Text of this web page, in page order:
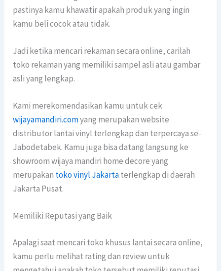
pastinya kamu khawatir apakah produk yang ingin
kamu beli cocok atau tidak.
Jadi ketika mencari rekaman secara online, carilah
toko rekaman yang memiliki sampel asli atau gambar
asli yang lengkap.
Kami merekomendasikan kamu untuk cek
wijayamandiri.comyang merupakan website
distributor lantai vinyl terlengkap dan terpercaya se-
Jabodetabek. Kamu juga bisa datang langsung ke
showroom wijaya mandiri home decore yang
merupakan toko vinyl Jakartaterlengkap di daerah
Jakarta Pusat.
Memiliki Reputasi yang Baik
Apalagi saat mencari toko khusus lantai secara online,
kamu perlu melihat rating dan review untuk